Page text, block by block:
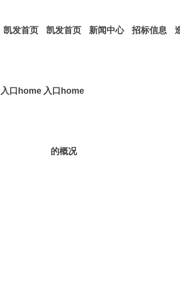
凯发首页
入口home
凯发首页
入口home
的概况
新闻中心 招标信息